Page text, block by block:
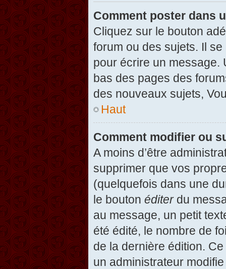
Comment poster dans
Cliquez sur le bouton
forum ou des sujets. Il
pour écrire un message.
bas des pages des
des nouveaux sujets,
Haut
Comment modifier ou
A moins d’être
supprimer que vos
(quelquefois dans une
le bouton éditerdu
au message, un petit
été édité, le nombre de
de la dernière édition.
un administrateur